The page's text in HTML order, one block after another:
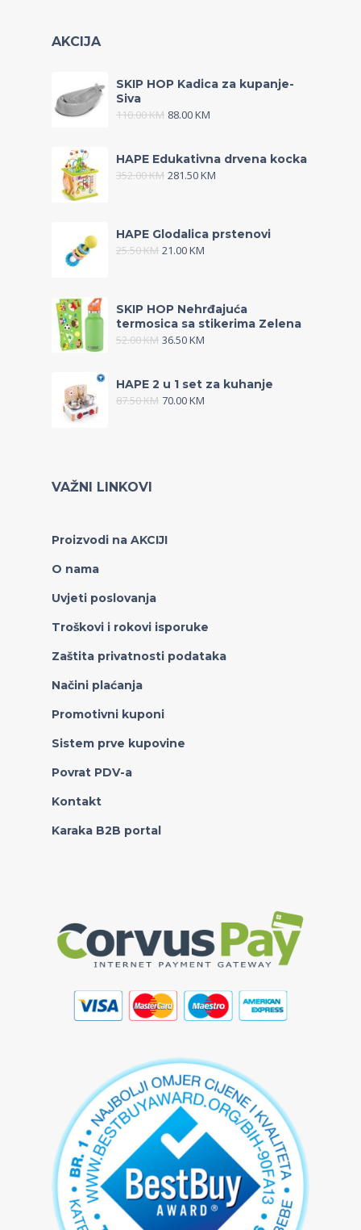
AKCIJA
SKIP HOP Kadica za kupanje-
Siva
110.00KM 88.00KM
HAPE Edukativna drvena kocka
352.00KM 281.50KM
HAPE Glodalica prstenovi
25.50KM 21.00KM
SKIP HOP Nehrđajuća
termosica sa stikerima Zelena
52.00KM 36.50KM
HAPE 2 u 1 set za kuhanje
87.50KM 70.00KM
VAŽNI LINKOVI
Proizvodi na AKCIJI
O nama
Uvjeti poslovanja
Troškovi i rokovi isporuke
Zaštita privatnosti podataka
Načini plaćanja
Promotivni kuponi
Sistem prve kupovine
Povrat PDV-a
Kontakt
Karaka B2B portal